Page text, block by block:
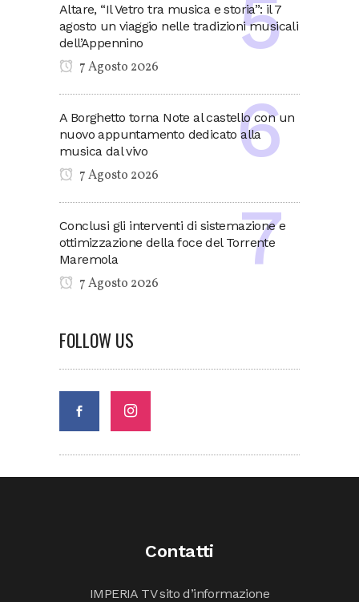
Altare, “Il Vetro tra musica e storia”: il 7
agosto un viaggio nelle tradizioni musicali
dell’Appennino
7 Agosto 2026
A Borghetto torna Note al castello con un
nuovo appuntamento dedicato alla
musica dal vivo
7 Agosto 2026
Conclusi gli interventi di sistemazione e
ottimizzazione della foce del Torrente
Maremola
7 Agosto 2026
FOLLOW US
Contatti
IMPERIA TV sito d’informazione